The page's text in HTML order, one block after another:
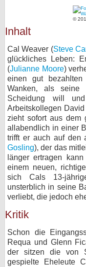
©
Inhalt
Cal Weaver (Steve
glückliches Leben:
(Julianne Moore)
einen gut
Wanken, als
Scheidung will
Arbeitskollegen
zieht sofort aus dem
allabendlich in einer
trifft er auch auf den
Gosling), der das
länger ertragen
einem neuen,
sich Cals 13-
unsterblich in seine
verliebt, die jedoch
Kritik
Schon die
Requa und Glenn
der sitzen die von
gespielte Eheleute